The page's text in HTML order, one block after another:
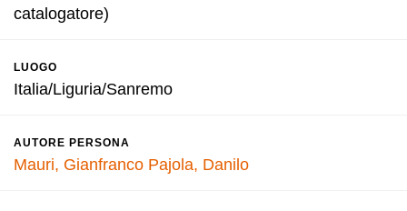
catalogatore)
LUOGO
Italia/Liguria/Sanremo
AUTORE PERSONA
Mauri, Gianfranco Pajola, Danilo